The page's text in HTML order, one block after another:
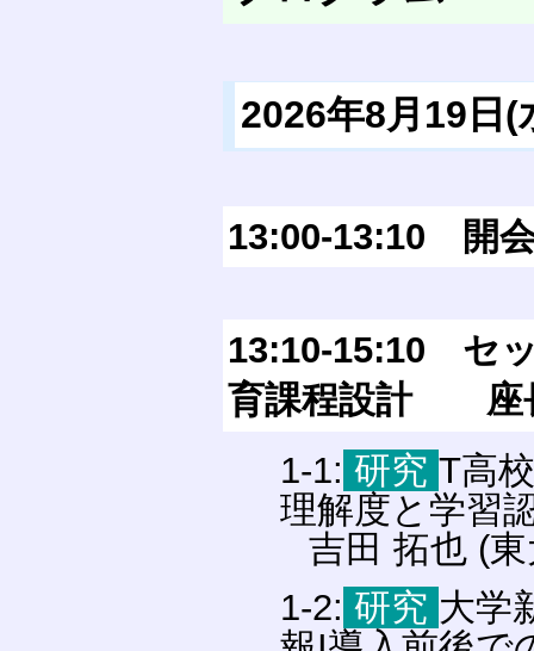
2026年8月19
13:00-13:10 開
13:10-15:10 セ
育課程設計 座
1-1: 研究 T高
理解度と学習
吉田 拓也 (
1-2: 研究 大学